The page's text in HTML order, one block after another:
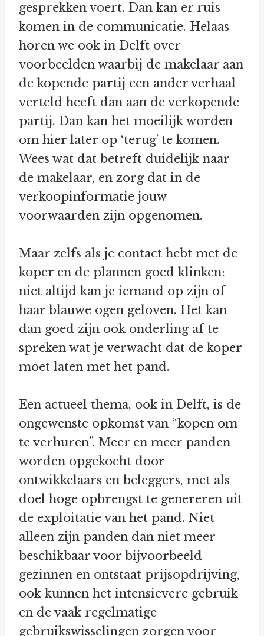
gesprekken voert. Dan kan er ruis
komen in de communicatie. Helaas
horen we ook in Delft over
voorbeelden waarbij de makelaar aan
de kopende partij een ander verhaal
verteld heeft dan aan de verkopende
partij. Dan kan het moeilijk worden
om hier later op ‘terug’ te komen.
Wees wat dat betreft duidelijk naar
de makelaar, en zorg dat in de
verkoopinformatie jouw
voorwaarden zijn opgenomen.
Maar zelfs als je contact hebt met de
koper en de plannen goed klinken:
niet altijd kan je iemand op zijn of
haar blauwe ogen geloven. Het kan
dan goed zijn ook onderling af te
spreken wat je verwacht dat de koper
moet laten met het pand.
Een actueel thema, ook in Delft, is de
ongewenste opkomst van “kopen om
te verhuren”. Meer en meer panden
worden opgekocht door
ontwikkelaars en beleggers, met als
doel hoge opbrengst te genereren uit
de exploitatie van het pand. Niet
alleen zijn panden dan niet meer
beschikbaar voor bijvoorbeeld
gezinnen en ontstaat prijsopdrijving,
ook kunnen het intensievere gebruik
en de vaak regelmatige
gebruikswisselingen zorgen voor